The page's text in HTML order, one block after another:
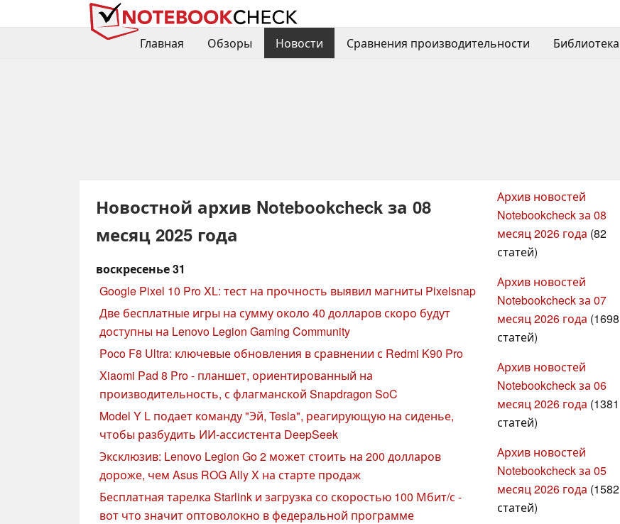
Главная
Обзоры Новости Сравнения производительности Библиотека
Новостной архив Notebookcheck за 08
месяц 2025 года
воскресенье 31
Google Pixel 10 Pro XL: тест на прочность выявил магниты Pixelsnap
Две бесплатные игры на сумму около 40 долларов скоро будут
доступны на Lenovo Legion Gaming Community
Poco F8 Ultra: ключевые обновления в сравнении с Redmi K90 Pro
Xiaomi Pad 8 Pro - планшет, ориентированный на
производительность, с флагманской Snapdragon SoC
Model Y L подает команду "Эй, Tesla", реагирующую на сиденье,
чтобы разбудить ИИ-ассистента DeepSeek
Эксклюзив: Lenovo Legion Go 2 может стоить на 200 долларов
дороже, чем Asus ROG Ally X на старте продаж
Бесплатная тарелка Starlink и загрузка со скоростью 100 Мбит/с -
вот что значит оптоволокно в федеральной программе
Архив новостей
Notebookcheck за 08
месяц 2026 года (82
статей)
Архив новостей
Notebookcheck за 07
месяц 2026 года (1698
статей)
Архив новостей
Notebookcheck за 06
месяц 2026 года (1381
статей)
Архив новостей
Notebookcheck за 05
месяц 2026 года (1582
статей)